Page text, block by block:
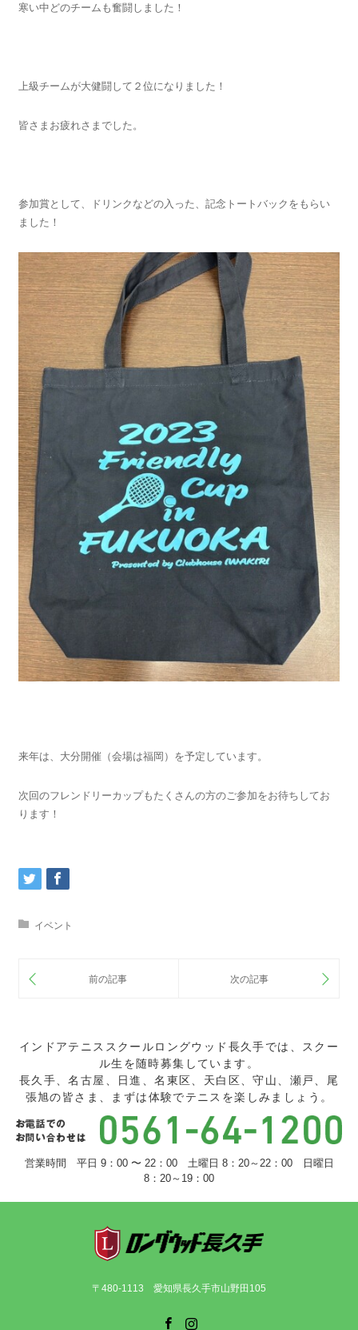
寒い中どのチームも奮闘しました！
上級チームが大健闘して２位になりました！
皆さまお疲れさまでした。
参加賞として、ドリンクなどの入った、記念トートバックをもらい
ました！
来年は、大分開催（会場は福岡）を予定しています。
次回のフレンドリーカップもたくさんの方のご参加をお待ちしてお
ります！
イベント
インドアテニススクールロングウッド長久手では、スクー
ル生を随時募集しています。
長久手、名古屋、日進、名東区、天白区、守山、瀬戸、尾
張旭の皆さま、まずは体験でテニスを楽しみましょう。
営業時間 平日 9：00 〜 22：00 土曜日 8：20～22：00 日曜日
8：20～19：00
〒480-1113 愛知県長久手市山野田105